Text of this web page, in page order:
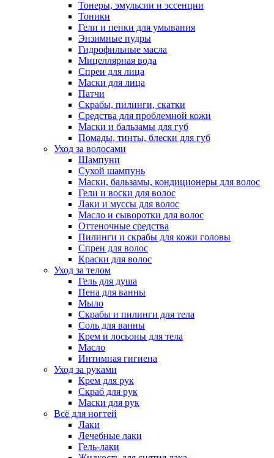
Тонеры, эмульсии и эссенции
Тоники
Гели и пенки для умывания
Энзимные пудры
Гидрофильные масла
Мицеллярная вода
Спреи для лица
Маски для лица
Патчи
Скрабы, пилинги, скатки
Средства для проблемной кожи
Маски и бальзамы для губ
Помады, тинты, блески для губ
Уход за волосами
Шампуни
Сухой шампунь
Маски, бальзамы, кондиционеры для волос
Гели и воски для волос
Лаки и муссы для волос
Масло и сыворотки для волос
Оттеночные средства
Пилинги и скрабы для кожи головы
Спреи для волос
Краски для волос
Уход за телом
Гель для душа
Пена для ванны
Мыло
Скрабы и пилинги для тела
Соль для ванны
Крем и лосьоны для тела
Масло
Интимная гигиена
Уход за руками
Крем для рук
Скраб для рук
Маски для рук
Всё для ногтей
Лаки
Лечебные лаки
Гель-лаки